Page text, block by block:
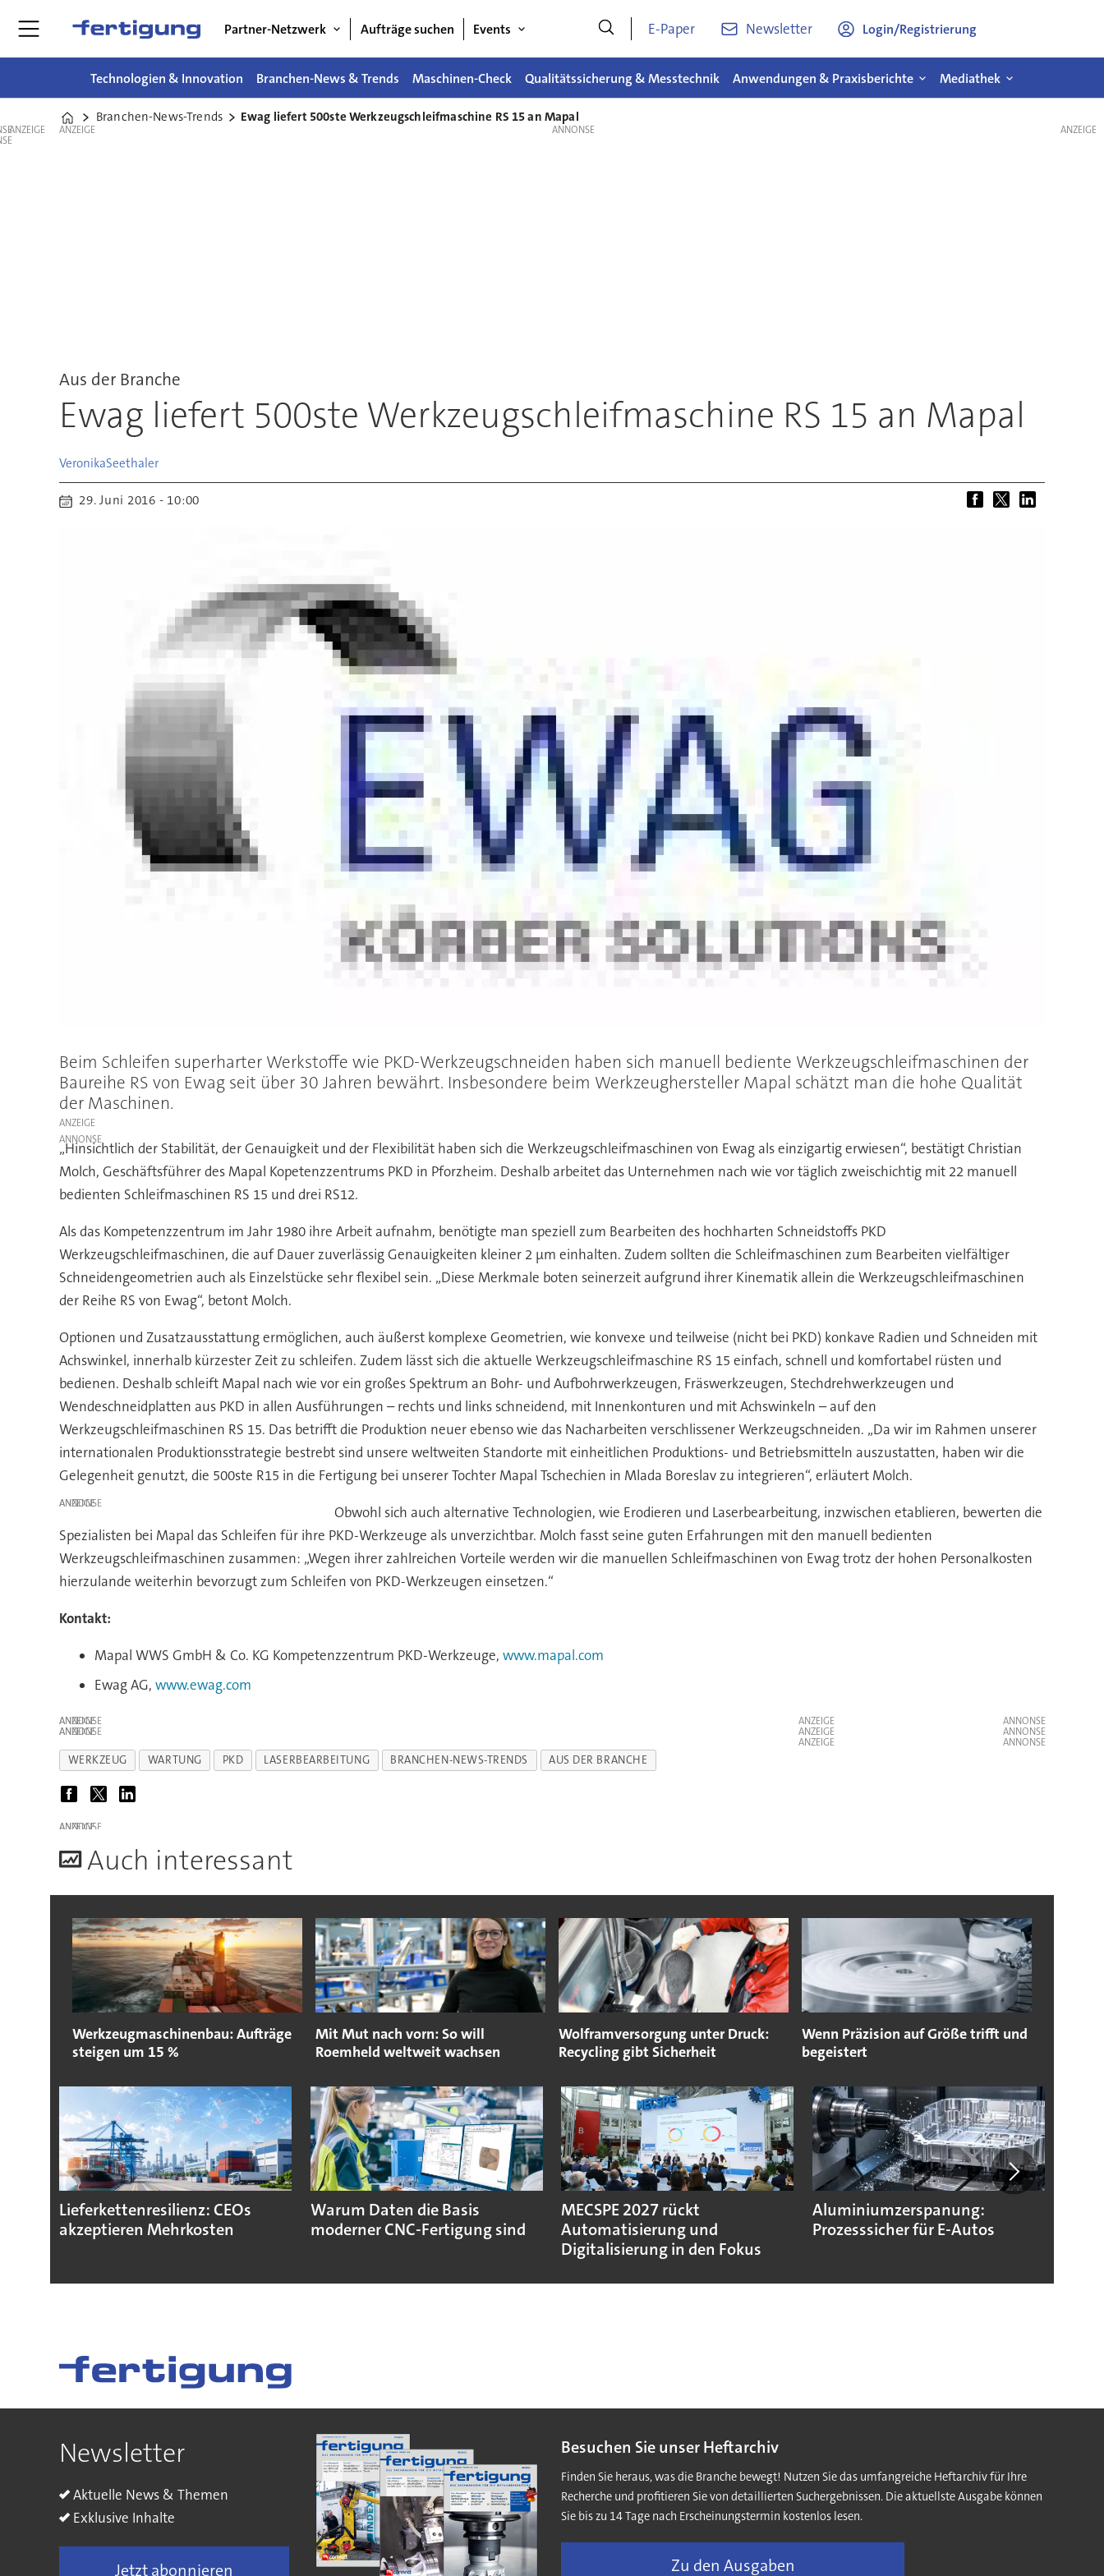
Partner-Netzwerk Aufträge suchen Events E-Paper Newsletter Login/Registrierung
Technologien & Innovation Branchen-News & Trends Maschinen-Check Qualitätssicherung & Messtechnik Anwendungen & Praxisberichte Mediathek
Home
Branchen-News-Trends Ewag liefert 500ste Werkzeugschleifmaschine RS 15 an Mapal
ANZEIGE ANZEIGE
Aus der Branche
Ewag liefert 500ste Werkzeugschleifmaschine RS 15 an Mapal
VeronikaSeethaler
29. Juni 2016 - 10:00
Beim Schleifen superharter Werkstoffe wie PKD-Werkzeugschneiden haben sich manuell bediente Werkzeugschleifmaschinen der
Baureihe RS von Ewag seit über 30 Jahren bewährt. Insbesondere beim Werkzeughersteller Mapal schätzt man die hohe Qualität
der Maschinen.
ANZEIGE
„Hinsichtlich der Stabilität, der Genauigkeit und der Flexibilität haben sich die Werkzeugschleifmaschinen von Ewag als einzigartig erwiesen“, bestätigt Christian
Molch, Geschäftsführer des Mapal Kopetenzzentrums PKD in Pforzheim. Deshalb arbeitet das Unternehmen nach wie vor täglich zweischichtig mit 22 manuell
bedienten Schleifmaschinen RS 15 und drei RS12.
Als das Kompetenzzentrum im Jahr 1980 ihre Arbeit aufnahm, benötigte man speziell zum Bearbeiten des hochharten Schneidstoffs PKD
Werkzeugschleifmaschinen, die auf Dauer zuverlässig Genauigkeiten kleiner 2 µm einhalten. Zudem sollten die Schleifmaschinen zum Bearbeiten vielfältiger
Schneidengeometrien auch als Einzelstücke sehr flexibel sein. „Diese Merkmale boten seinerzeit aufgrund ihrer Kinematik allein die Werkzeugschleifmaschinen
der Reihe RS von Ewag“, betont Molch.
Optionen und Zusatzausstattung ermöglichen, auch äußerst komplexe Geometrien, wie konvexe und teilweise (nicht bei PKD) konkave Radien und Schneiden mit
Achswinkel, innerhalb kürzester Zeit zu schleifen. Zudem lässt sich die aktuelle Werkzeugschleifmaschine RS 15 einfach, schnell und komfortabel rüsten und
bedienen. Deshalb schleift Mapal nach wie vor ein großes Spektrum an Bohr- und Aufbohrwerkzeugen, Fräswerkzeugen, Stechdrehwerkzeugen und
Wendeschneidplatten aus PKD in allen Ausführungen – rechts und links schneidend, mit Innenkonturen und mit Achswinkeln – auf den
Werkzeugschleifmaschinen RS 15. Das betrifft die Produktion neuer ebenso wie das Nacharbeiten verschlissener Werkzeugschneiden. „Da wir im Rahmen unserer
internationalen Produktionsstrategie bestrebt sind unsere weltweiten Standorte mit einheitlichen Produktions- und Betriebsmitteln auszustatten, haben wir die
Gelegenheit genutzt, die 500ste R15 in die Fertigung bei unserer Tochter Mapal Tschechien in Mlada Boreslav zu integrieren“, erläutert Molch.
ANZEIGE
Obwohl sich auch alternative Technologien, wie Erodieren und Laserbearbeitung, inzwischen etablieren, bewerten die
Spezialisten bei Mapal das Schleifen für ihre PKD-Werkzeuge als unverzichtbar. Molch fasst seine guten Erfahrungen mit den manuell bedienten
Werkzeugschleifmaschinen zusammen: „Wegen ihrer zahlreichen Vorteile werden wir die manuellen Schleifmaschinen von Ewag trotz der hohen Personalkosten
hierzulande weiterhin bevorzugt zum Schleifen von PKD-Werkzeugen einsetzen.“
Kontakt:
Mapal WWS GmbH & Co. KG Kompetenzzentrum PKD-Werkzeuge,www.mapal.com
Ewag AG,www.ewag.com
ANZEIGE
ANZEIGE
ANZEIGE
ANZEIGE
ANZEIGE
WERKZEUG WARTUNG PKD LASERBEARBEITUNG BRANCHEN-NEWS-TRENDS AUS DER BRANCHE
ANZEIGE
Auch interessant
Werkzeugmaschinenbau: Aufträge
steigen um 15 %
Mit Mut nach vorn: So will
Roemheld weltweit wachsen
Wolframversorgung unter Druck:
Recycling gibt Sicherheit
Wenn Präzision auf Größe trifft und
begeistert
Lieferkettenresilienz: CEOs
akzeptieren Mehrkosten
Warum Daten die Basis
moderner CNC-Fertigung sind
MECSPE 2027 rückt
Automatisierung und
Digitalisierung in den Fokus
Aluminiumzerspanung:
Prozesssicher für E-Autos
ANZEIGE
Newsletter
Aktuelle News & Themen
Exklusive Inhalte
Jetzt abonnieren
Besuchen Sie unser Heftarchiv
Finden Sie heraus, was die Branche bewegt! Nutzen Sie das umfangreiche Heftarchiv für Ihre
Recherche und profitieren Sie von detaillierten Suchergebnissen. Die aktuellste Ausgabe können
Sie bis zu 14 Tage nach Erscheinungstermin kostenlos lesen.
Zu den Ausgaben